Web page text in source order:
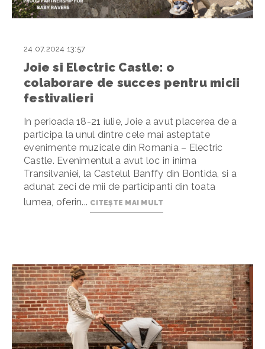
Joie si Electric Castle: o
colaborare de succes pentru micii
festivalieri
24.07.2024 13:57
In perioada 18-21 iulie, Joie a avut placerea de a
participa la unul dintre cele mai asteptate
evenimente muzicale din Romania – Electric
Castle. Evenimentul a avut loc in inima
Transilvaniei, la Castelul Banffy din Bontida, si a
adunat zeci de mii de participanti din toata
lumea, oferin... CITEȘTE MAI MULT